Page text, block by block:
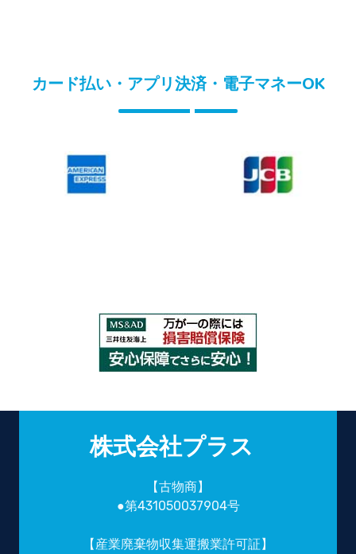
カード払い・アプリ決済・電子マネーOK
株式会社プラス
【古物商】
●第431050037904号
【産業廃棄物収集運搬業許可証】